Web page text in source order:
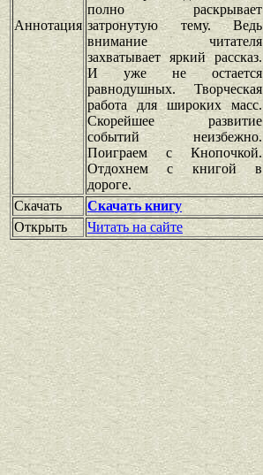
Аннотация
полно раскрывает
затронутую тему. Ведь
внимание читателя
захватывает яркий рассказ.
И уже не остается
равнодушных. Творческая
работа для широких масс.
Скорейшее развитие
событий неизбежно.
Поиграем с Кнопочкой.
Отдохнем с книгой в
дороге.
Скачать
Скачать книгу
Открыть
Читать на сайте